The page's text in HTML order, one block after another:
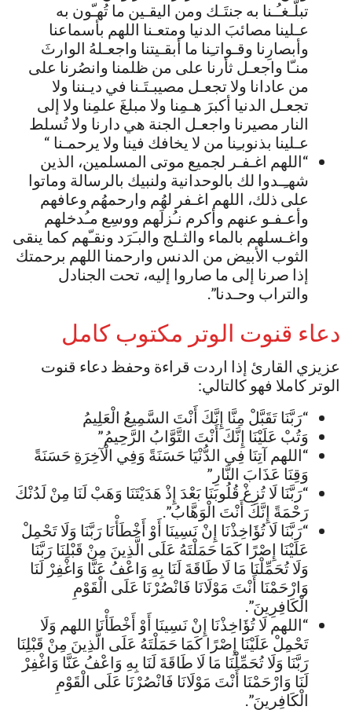
تبلّـغـُـنا به جنتَـك ومن اليقـين ما تُهـّون به
عـلينا مصائبَ الدنيا ومتعـنا اللهم بأسماعنا
وأبصارِنا وقـواتـِنا ما أبقـيتنا واجعـلهُ الوارثَ
منـّا واجعـل ثأرنا على من ظلمنا وانصُرنا على
من عادانا ولا تجعـل مصيبـتَـنا في ديـننا ولا
تجعـل الدنيا أكبرَ هـمِنا ولا مبلغَ علمِنا ولا إلى
النار مصيرنا واجعـل الجنة هي دارنا ولا تُسلط
عـلينا بذنوبـِنا من لا يخافك فينا ولا يرحمـنا “
“اللهم اغـفـر لجميع موتى المسلمين، الذين
شهـِـدوا لك بالوحدانية ولنبيك بالرسالة وماتوا
على ذلك، اللهم اغـفر لهُم وارحمهُم وعافهم
وأعـفـو عنهم وأكرم نـُزلَهم ووسِع مـُدخلهم
واغـسلهم بالماء والثـلج والبـَرَد ونقـّهم كما ينقى
الثوب الأبيض من الدنس وارحمنا اللهم برحمتك
إذا صرنا إلى ما صاروا إليه، تحت الجنادل
والتراب وحـدنا”.
دعاء قنوت الوتر مكتوب كامل
عزيزي القارئ إذا اردت قراءة وحفظ دعاء قنوت
الوتر كاملا فهو كالتالي:
“رَبَّنَا تَقَبَّلْ مِنَّا إِنَّكَ أَنْتَ السَّمِيعُ الْعَلِيمُ
وَتُبْ عَلَيْنَا إِنَّكَ أَنْتَ التَّوَّابُ الرَّحِيمُ”
“اللهم آتِنَا فِي الدُّنْيَا حَسَنَةً وَفِي الْآخِرَةِ حَسَنَةً
وَقِنَا عَذَابَ النَّارِ”
“رَبَّنَا لَا تُزِغْ قُلُوبَنَا بَعْدَ إِذْ هَدَيْتَنَا وَهَبْ لَنَا مِنْ لَدُنْكَ
رَحْمَةً إِنَّكَ أَنْتَ الْوَهَّابُ”.
“رَبَّنَا لَا تُؤَاخِذْنَا إِنْ نَسِينَا أَوْ أَخْطَأْنَا رَبَّنَا وَلَا تَحْمِلْ
عَلَيْنَا إِصْرًا كَمَا حَمَلْتَهُ عَلَى الَّذِينَ مِنْ قَبْلِنَا رَبَّنَا
وَلَا تُحَمِّلْنَا مَا لَا طَاقَةَ لَنَا بِهِ وَاعْفُ عَنَّا وَاغْفِرْ لَنَا
وَارْحَمْنَا أَنْتَ مَوْلَانَا فَانْصُرْنَا عَلَى الْقَوْمِ
الْكَافِرِينَ”.
“اللهم لَا تُؤَاخِذْنَا إِنْ نَسِينَا أَوْ أَخْطَأْنَا اللهم وَلَا
تَحْمِلْ عَلَيْنَا إِصْرًا كَمَا حَمَلْتَهُ عَلَى الَّذِينَ مِنْ قَبْلِنَا
رَبَّنَا وَلَا تُحَمِّلْنَا مَا لَا طَاقَةَ لَنَا بِهِ وَاعْفُ عَنَّا وَاغْفِرْ
لَنَا وَارْحَمْنَا أَنْتَ مَوْلَانَا فَانْصُرْنَا عَلَى الْقَوْمِ
الْكَافِرِينَ”.